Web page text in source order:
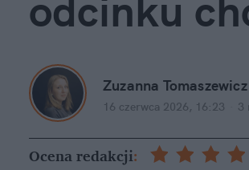
Zuzanna Tomaszewicz
16 czerwca 2026, 16:23 3
Ocena redakcji: